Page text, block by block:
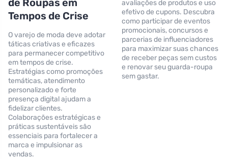
Tempos de Crise
O varejo de moda deve adotar
táticas criativas e eficazes
para permanecer competitivo
em tempos de crise.
Estratégias como promoções
temáticas, atendimento
personalizado e forte
presença digital ajudam a
fidelizar clientes.
Colaborações estratégicas e
práticas sustentáveis são
essenciais para fortalecer a
marca e impulsionar as
vendas.
avaliações de produtos e uso
efetivo de cupons. Descubra
como participar de eventos
promocionais, concursos e
parcerias de influenciadores
para maximizar suas chances
de receber peças sem custos
e renovar seu guarda-roupa
sem gastar.